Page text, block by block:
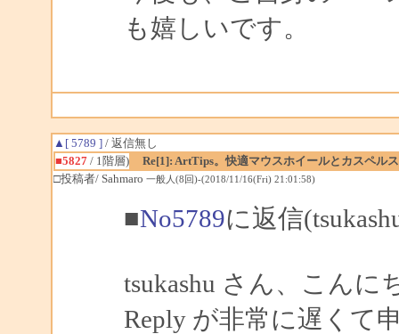
も嬉しいです。
▲[ 5789 ]/ 返信無し
■5827/ 1階層)
Re[1]: ArtTips。快適マウスホイールとカスペル
□投稿者/ Sahmaro 一般人(8回)-(2018/11/16(Fri) 21:01:58)
■No5789に返信
tsukashu さん、こんに
Reply が非常に遅くて